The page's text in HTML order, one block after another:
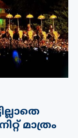
മാത്രം